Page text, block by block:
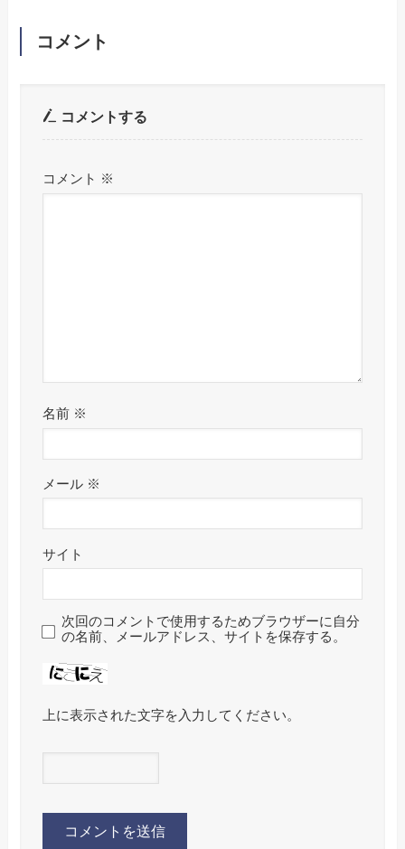
コメント
コメントする
コメント ※
名前 ※
メール ※
サイト
次回のコメントで使用するためブラウザーに自分
の名前、メールアドレス、サイトを保存する。
上に表示された文字を入力してください。